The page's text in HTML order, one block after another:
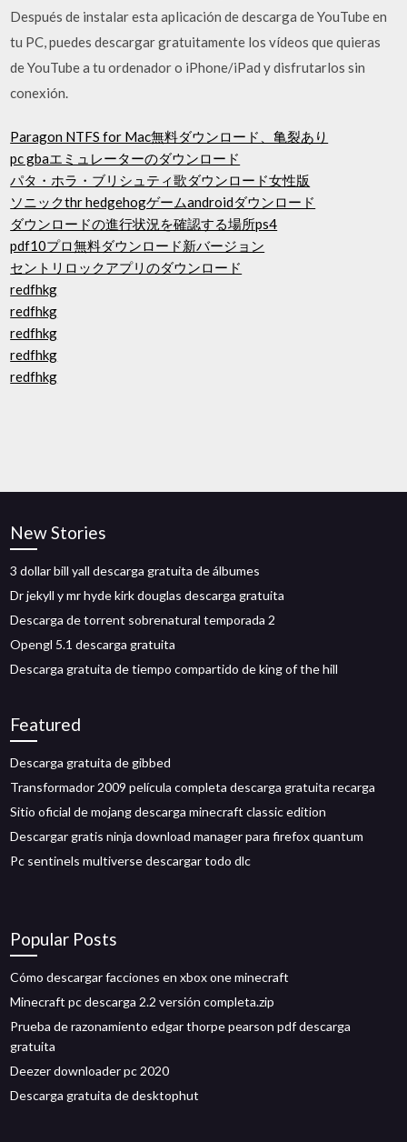
Después de instalar esta aplicación de descarga de YouTube en
tu PC, puedes descargar gratuitamente los vídeos que quieras
de YouTube a tu ordenador o iPhone/iPad y disfrutarlos sin
conexión.
Paragon NTFS for Mac無料ダウンロード、亀裂あり
pc gbaエミュレーターのダウンロード
パタ・ホラ・ブリシュティ歌ダウンロード女性版
ソニックthr hedgehogゲームandroidダウンロード
ダウンロードの進行状況を確認する場所ps4
pdf10プロ無料ダウンロード新バージョン
セントリロックアプリのダウンロード
redfhkg
redfhkg
redfhkg
redfhkg
redfhkg
New Stories
3 dollar bill yall descarga gratuita de álbumes
Dr jekyll y mr hyde kirk douglas descarga gratuita
Descarga de torrent sobrenatural temporada 2
Opengl 5.1 descarga gratuita
Descarga gratuita de tiempo compartido de king of the hill
Featured
Descarga gratuita de gibbed
Transformador 2009 película completa descarga gratuita recarga
Sitio oficial de mojang descarga minecraft classic edition
Descargar gratis ninja download manager para firefox quantum
Pc sentinels multiverse descargar todo dlc
Popular Posts
Cómo descargar facciones en xbox one minecraft
Minecraft pc descarga 2.2 versión completa.zip
Prueba de razonamiento edgar thorpe pearson pdf descarga
gratuita
Deezer downloader pc 2020
Descarga gratuita de desktophut